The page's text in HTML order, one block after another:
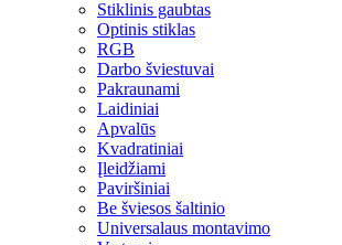
Stiklinis gaubtas
Optinis stiklas
RGB
Darbo šviestuvai
Pakraunami
Laidiniai
Apvalūs
Kvadratiniai
Įleidžiami
Paviršiniai
Be šviesos šaltinio
Universalaus montavimo